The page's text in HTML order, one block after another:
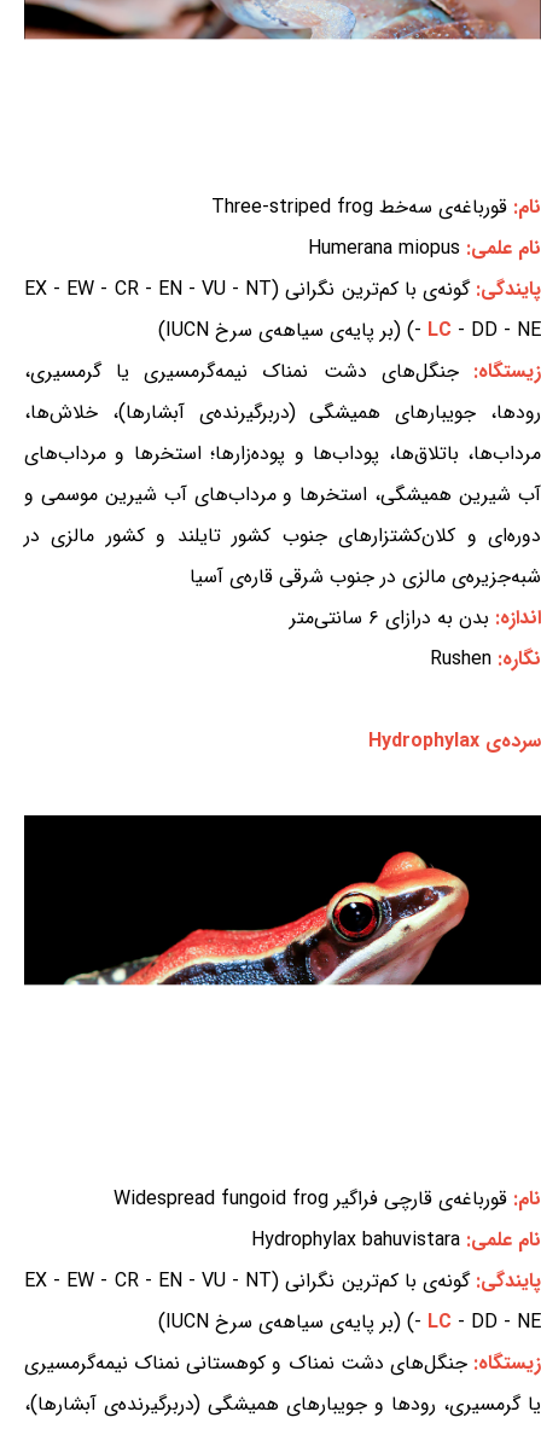
نام: قورباغه‌ی سه‌خط Three-striped frog
نام علمی: Humerana miopus
پایندگی:
گونه‌ی با کم‌ترین نگرانی (EX - EW - CR - EN - VU - NT
- LC - DD - NE) (بر پایه‌ی سیاهه‌ی سرخ IUCN)
زیستگاه:جنگل‌های دشت نمناک نیمه‌گرمسیری یا گرمسیری،
رودها، جویبارهای همیشگی (دربرگیرنده‌ی آبشارها)، خلاش‌ها،
مرداب‌ها، باتلاق‌ها، پوداب‌ها و پوده‌زارها؛ استخرها و مرداب‌های
آب شیرین همیشگی، استخرها و مرداب‌های آب شیرین موسمی و
دوره‌ای و کلان‌کشتزارهای جنوب کشور تایلند و کشور مالزی در
شبه‌جزیره‌ی مالزی در جنوب شرقی قاره‌ی آسیا
اندازه: بدن به درازای ۶ سانتی‌متر
نگاره: Rushen
سرده‌ی Hydrophylax
نام: قورباغه‌ی قارچی فراگیر Widespread fungoid frog
نام علمی: Hydrophylax bahuvistara
پایندگی:
گونه‌ی با کم‌ترین نگرانی (EX - EW - CR - EN - VU - NT
- LC - DD - NE) (بر پایه‌ی سیاهه‌ی سرخ IUCN)
زیستگاه:جنگل‌های دشت نمناک و کوهستانی نمناک نیمه‌گرمسیری
یا گرمسیری، رودها و جویبارهای همیشگی (دربرگیرنده‌ی آبشارها)،